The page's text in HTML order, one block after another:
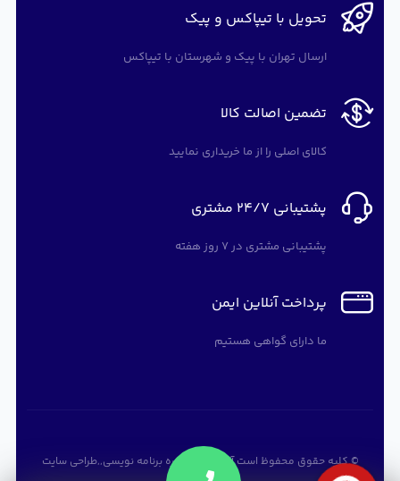
تحویل با تیپاکس و پیک
ارسال تهران با پیک و شهرستان با تیپاکس
تضمین اصالت کالا
کالای اصلی را از ما خریداری نمایید
پشتیبانی 24/7 مشتری
پشتیبانی مشتری در 7 روز هفته
پرداخت آنلاین ایمن
ما دارای گواهی هستیم
© کلیه حقوق محفوظ استآرته سافت دوره برنامه نویسی,,طراحی سایت